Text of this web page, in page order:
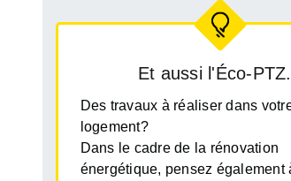
Et aussi l'Éco-
Des travaux à réaliser dans
logement?
Dans le cadre de la rénovation
énergétique, pensez également